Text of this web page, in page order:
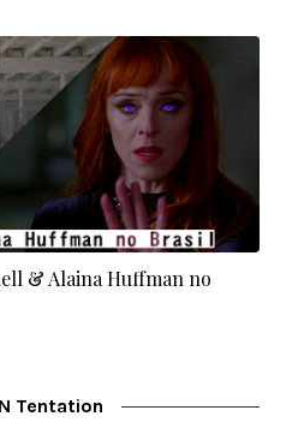
& Alaina Huffman no
Tentation